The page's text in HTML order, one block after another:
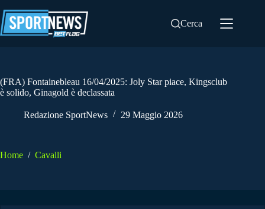
al
contenuto
Cerca
(FRA) Fontainebleau 16/04/2025: Joly Star piace, Kingsclub
è solido, Ginagold è declassata
Redazione SportNews 29 Maggio 2026
Home / Cavalli